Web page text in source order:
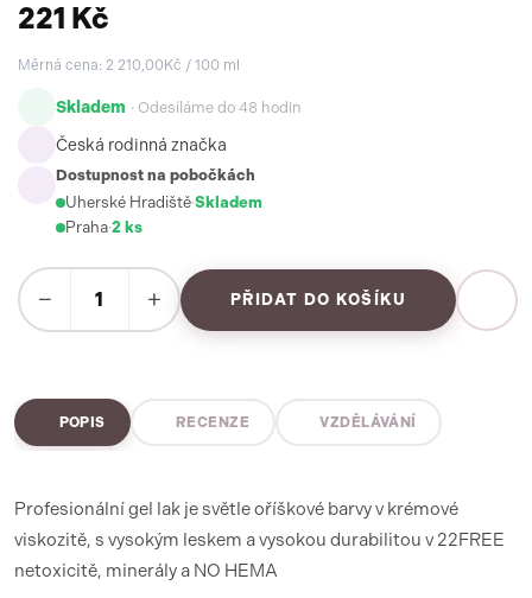
221 Kč
Měrná cena: 2 210,00Kč / 100 ml
Skladem · Odesíláme do 48 hodin
Česká rodinná značka
Dostupnost na pobočkách
Uherské Hradiště·Skladem
Praha·2 ks
− + PŘIDAT DO KOŠÍKU
POPIS RECENZE VZDĚLÁVÁNÍ
Profesionální gel lak je světle oříškové barvy v krémové
viskozitě, s vysokým leskem a vysokou durabilitou v 22FREE
netoxicitě, minerály a NO HEMA